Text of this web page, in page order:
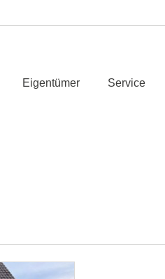
Eigentümer Service